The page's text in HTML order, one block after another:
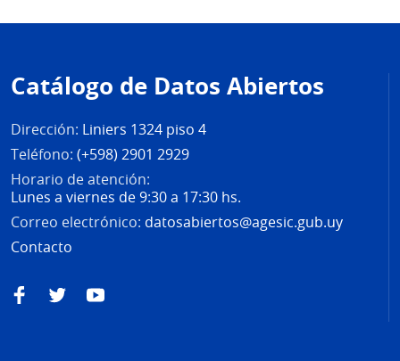
de
página
Catálogo de Datos Abiertos
Dirección: Liniers 1324 piso 4
Teléfono: (+598) 2901 2929
Horario de atención:
Lunes a viernes de 9:30 a 17:30 hs.
Correo electrónico: datosabiertos@agesic.gub.uy
Contacto
FacebookTwitterYouTube